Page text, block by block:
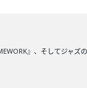
』、そしてジャズ